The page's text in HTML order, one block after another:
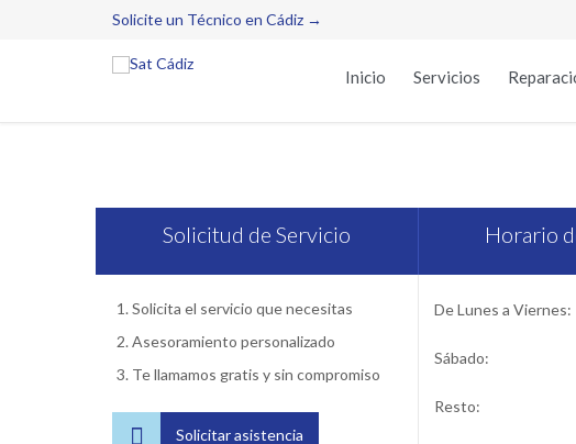
Solicite un Técnico en Cádiz →
Inicio Servicios
Solicitud de Servicio
Solicita el servicio que necesitas
Asesoramiento personalizado
Te llamamos gratis y sin compromiso
 Solicitar asistencia
Horario
De Lunes a Viernes:
Sábado:
Resto: